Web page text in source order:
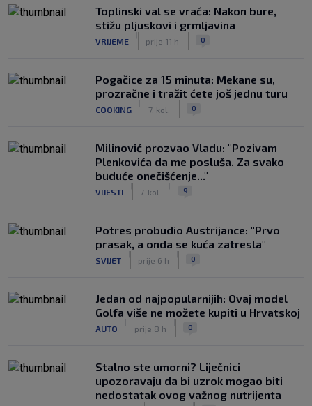
Toplinski val se vraća: Nakon bure,
stižu pljuskovi i grmljavina
VRIJEME prije 11 h 0
Pogačice za 15 minuta: Mekane su,
prozračne i tražit ćete još jednu turu
COOKING 7. kol. 0
Milinović prozvao Vladu: "Pozivam
Plenkovića da me posluša. Za svako
buduće onečišćenje..."
VIJESTI 7. kol. 9
Potres probudio Austrijance: "Prvo
prasak, a onda se kuća zatresla"
SVIJET prije 6 h 0
Jedan od najpopularnijih: Ovaj model
Golfa više ne možete kupiti u Hrvatskoj
AUTO prije 8 h 0
Stalno ste umorni? Liječnici
upozoravaju da bi uzrok mogao biti
nedostatak ovog važnog nutrijenta